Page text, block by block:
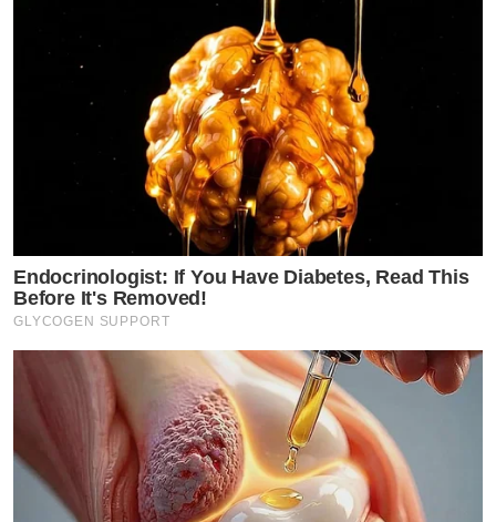
Endocrinologist: If You Have Diabetes, Read This
Before It's Removed!
GLYCOGEN SUPPORT